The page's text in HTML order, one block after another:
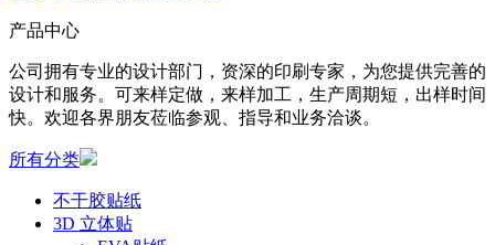
产品中心
公司拥有专业的设计部门，资深的印刷专家，为您提供完善的
设计和服务。可来样定做，来样加工，生产周期短，出样时间
快。欢迎各界朋友莅临参观、指导和业务洽谈。
所有分类
不干胶贴纸
3D 立体贴